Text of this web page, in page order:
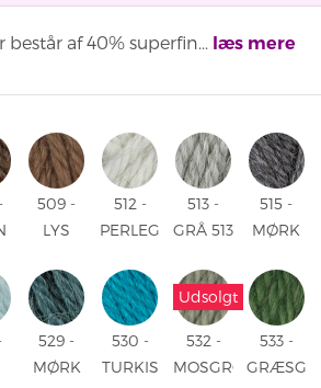
af 40% superfin... læs mere
509 -
LYS
509 -
LYS
BRUN
512 -
PERLEGRÅ
PERLEGRÅ
513 -
GRÅ 513
515 -
MØRK
515 -
MØRK
GRÅ
529 -
MØRK
530 -
TURKIS
Udsolgt
532 -
MOSGRØN
533 -